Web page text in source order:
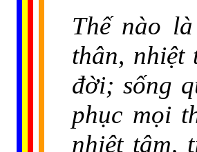
Thế nào
thân, nhiệt
đời; sống
phục mọi
nhiệt tâm,